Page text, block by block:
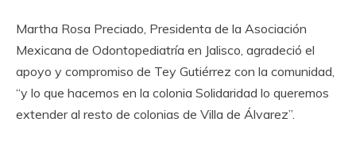
‎Martha Rosa Preciado, Presidenta de la Asociación
Mexicana de Odontopediatría en Jalisco, agradeció el
apoyo y compromiso de Tey Gutiérrez con la comunidad,
“y lo que hacemos en la colonia Solidaridad lo queremos
extender al resto de colonias de Villa de Álvarez”.